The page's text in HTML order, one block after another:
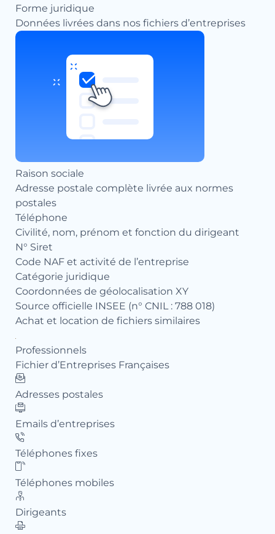
Forme juridique
Données livrées dans nos fichiers d’entreprises
Raison sociale
Adresse postale complète livrée aux normes
postales
Téléphone
Civilité, nom, prénom et fonction du dirigeant
N° Siret
Code NAF et activité de l’entreprise
Catégorie juridique
Coordonnées de géolocalisation XY
Source officielle INSEE (n° CNIL : 788 018)
Achat et location de fichiers similaires
Professionnels
Fichier d’Entreprises Françaises
Adresses postales
Emails d’entreprises
Téléphones fixes
Téléphones mobiles
Dirigeants